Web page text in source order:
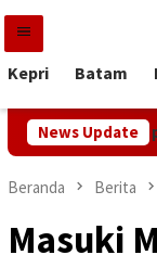
Loncat
konten
Kepri Batam
News Update
Turun Tipis pada
Beranda Berita
Masuki